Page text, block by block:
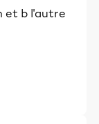
et b l'autre